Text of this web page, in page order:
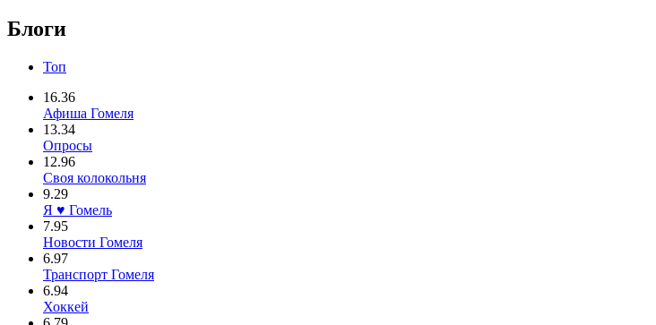
Блоги
Топ
16.36
Афиша Гомеля
13.34
Опросы
12.96
Своя колокольня
9.29
Я ♥ Гомель
7.95
Новости Гомеля
6.97
Транспорт Гомеля
6.94
Хоккей